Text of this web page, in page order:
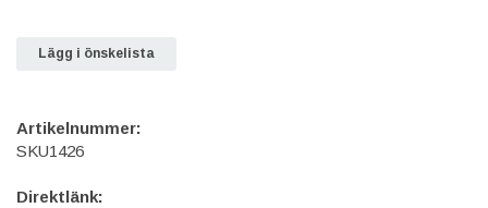
Lägg i önskelista
Artikelnummer:
SKU1426
Direktlänk: